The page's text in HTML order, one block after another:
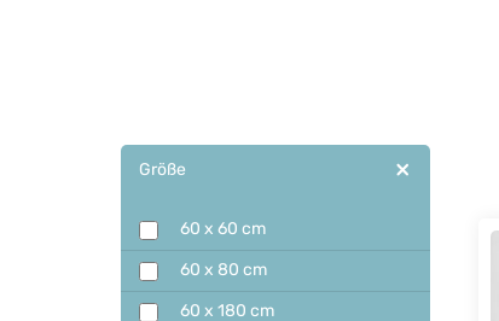
Größe
60 x 60 cm
60 x 80 cm
60 x 180 cm